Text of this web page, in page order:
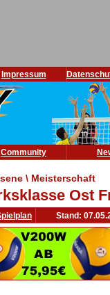
Impressum
Community
\ Meisterschaft
Ost
Stand: